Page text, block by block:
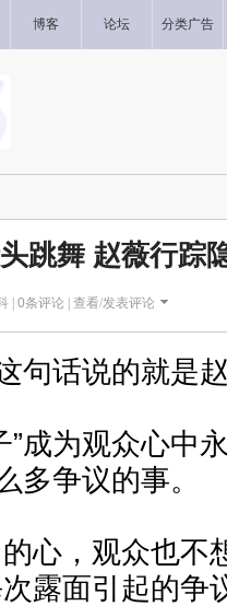
博客 论坛 分类广告
跳舞 赵薇行踪
| 0条评论 | 查看/发表评论
句话说的就是
”成为观众心中
多争议的事。
心，观众也不
露面引起的争